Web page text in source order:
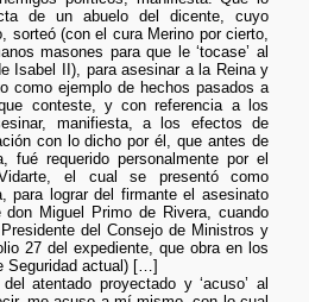
de un abuelo del dicente, cuyo
sorteó (con el cura Merino por cierto,
masones para que le ‘tocase’ al
Isabel II), para asesinar a la Reina y
como ejemplo de hechos pasados a
conteste, y con referencia a los
manifiesta, a los efectos de
con lo dicho por él, que antes de
fué requerido personalmente por el
el cual se presentó como
para lograr del firmante el asesinato
Miguel Primo de Rivera, cuando
del Consejo de Ministros y
27 del expediente, que obra en los
Seguridad actual) […]
atentado proyectado y ‘acuso’ al